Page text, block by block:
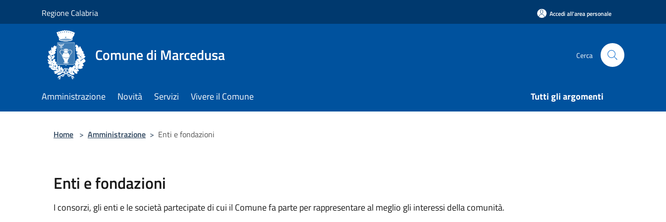
Regione Calabria Accedi all'area personale
Comune di Marcedusa Cerca
Amministrazione Novità Servizi Vivere il Comune Tutti gli argomenti
Home > Amministrazione > Enti e fondazioni
Enti e fondazioni
I consorzi, gli enti e le società partecipate di cui il Comune fa parte per rappresentare al meglio gli interessi della comunità.